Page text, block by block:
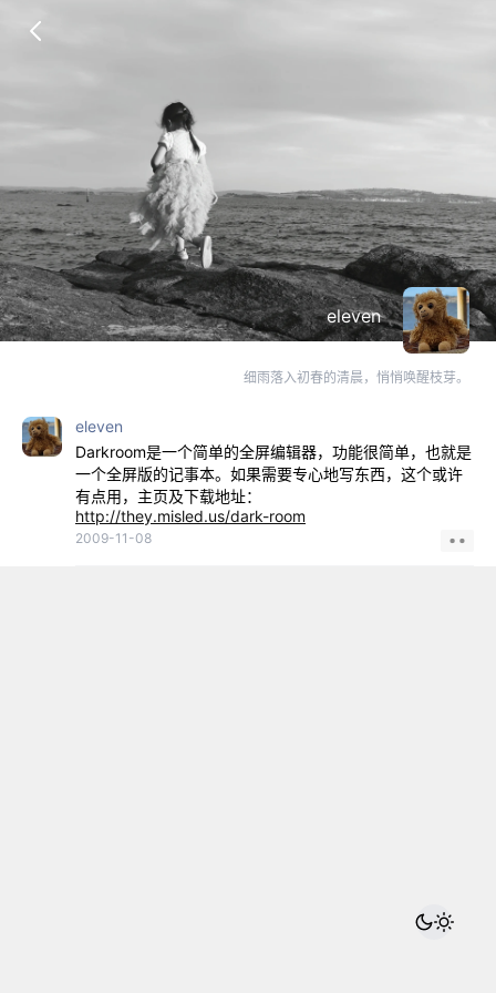
eleven
细雨落入初春的清晨，悄悄唤醒枝芽。
eleven
Darkroom是一个简单的全屏编辑器，功能很简单，也就是
一个全屏版的记事本。如果需要专心地写东西，这个或许
有点用，主页及下载地址：
http://they.misled.us/dark-room
2009-11-08